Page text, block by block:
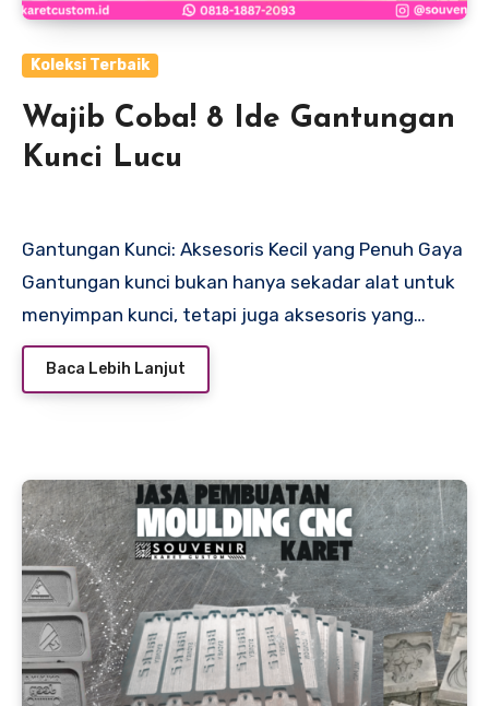
Koleksi Terbaik
Wajib Coba! 8 Ide Gantungan
Kunci Lucu
Gantungan Kunci: Aksesoris Kecil yang Penuh Gaya
Gantungan kunci bukan hanya sekadar alat untuk
menyimpan kunci, tetapi juga aksesoris yang…
Baca Lebih Lanjut